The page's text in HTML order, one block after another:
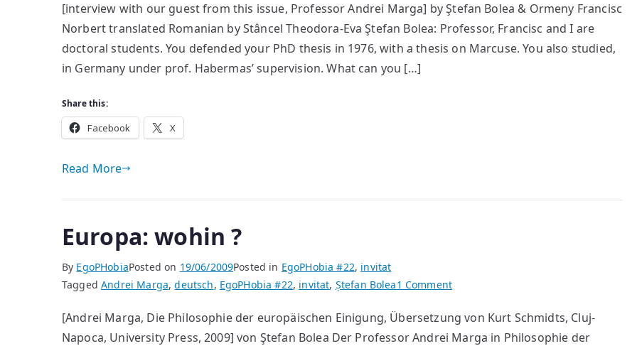
Andrei
Marga
[interview with our guest from this issue, Professor Andrei Marga] by Ştefan Bolea & Ormeny Francisc
Norbert translated Romanian by Stâncel Theodora-Eva Ştefan Bolea: Professor, Francisc and I are
doctoral students. You defended your PhD thesis in 1976, with a thesis on Marcuse. You also studied,
in Germany under prof. Habermas’ supervision. What can you […]
Share this:
Facebook X
Read More
Europa: wohin ?
By EgoPHobiaPosted on 19/06/2009Posted in EgoPHobia #22, invitat
TaggedAndrei Marga,deutsch, EgoPHobia #22, invitat, Ștefan Bolea1 Commenton
wohin
?
[Andrei Marga, Die Philosophie der europäischen Einigung, Übersetzung von Kurt Schmidts, Cluj-
Napoca, University Press, 2009] von Ştefan Bolea Der Professor Andrei Marga in Philosophie der